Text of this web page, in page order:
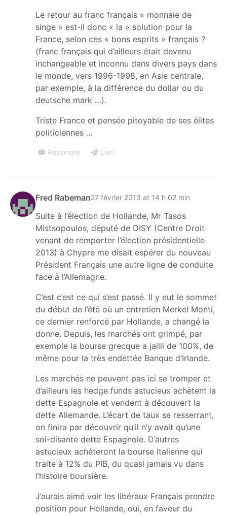
Le retour au franc français « monnaie de
singe » est-il donc « la » solution pour la
France, selon ces « bons esprits » français ?
(franc français qui d’ailleurs était devenu
inchangeable et inconnu dans divers pays dans
le monde, vers 1996-1998, en Asie centrale,
par exemple, à la différence du dollar ou du
deutsche mark …).
Triste France et pensée pitoyable de ses élites
politiciennes …
Répondre Lien
Fred Rabeman27 février 2013 at 14 h 02 min
Suite à l’élection de Hollande, Mr Tasos
Mistsopoulos, député de DISY (Centre Droit
venant de remporter l’élection présidentielle
2013) à Chypre me disait espérer du nouveau
Président Français une autre ligne de conduite
face à l’Allemagne.
C’est c’est ce qui s’est passé. Il y eut le sommet
du début de l’été où un entretien Merkel Monti,
ce dernier renforcé par Hollande, a changé la
donne. Depuis, les marchés ont grimpé, par
exemple la bourse grecque a jailli de 100%, de
même pour la très endettée Banque d’Irlande.
Les marchés ne peuvent pas ici se tromper et
d’ailleurs les hedge funds astucieux achètent la
dette Espagnole et vendent à découvert la
dette Allemande. L’écart de taux se resserrant,
on finira par découvrir qu’il n’y avait qu’une
soi-disante dette Espagnole. D’autres
astucieux achèteront la bourse Italienne qui
traite à 12% du PIB, du quasi jamais vu dans
l’histoire boursière.
J’aurais aimé voir les libéraux Français prendre
position pour Hollande, oui, en faveur du